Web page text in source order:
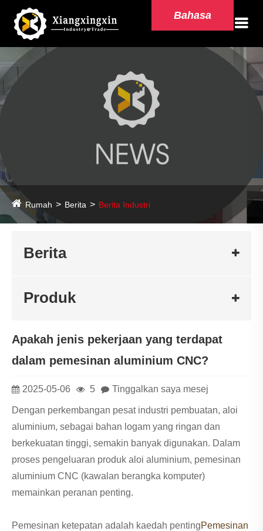
Bahasa
Rumah Berita Berita Industri
Berita
Produk
Apakah jenis pekerjaan yang terdapat
dalam pemesinan aluminium CNC?
2025-05-06 5 Tinggalkan saya mesej
Dengan perkembangan pesat industri pembuatan, aloi
aluminium, sebagai bahan logam yang ringan dan
berkekuatan tinggi, semakin banyak digunakan. Dalam
proses pengeluaran produk aloi aluminium, pemesinan
aluminium CNC (kawalan berangka komputer)
memainkan peranan penting.
Pemesinan ketepatan adalah kaedah pentingPemesinan